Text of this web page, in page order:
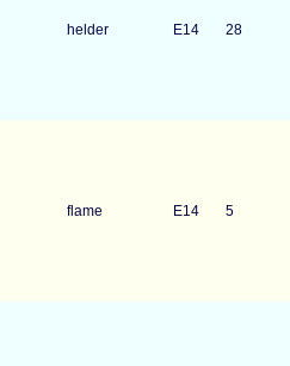
helder E14 28
flame E14 5